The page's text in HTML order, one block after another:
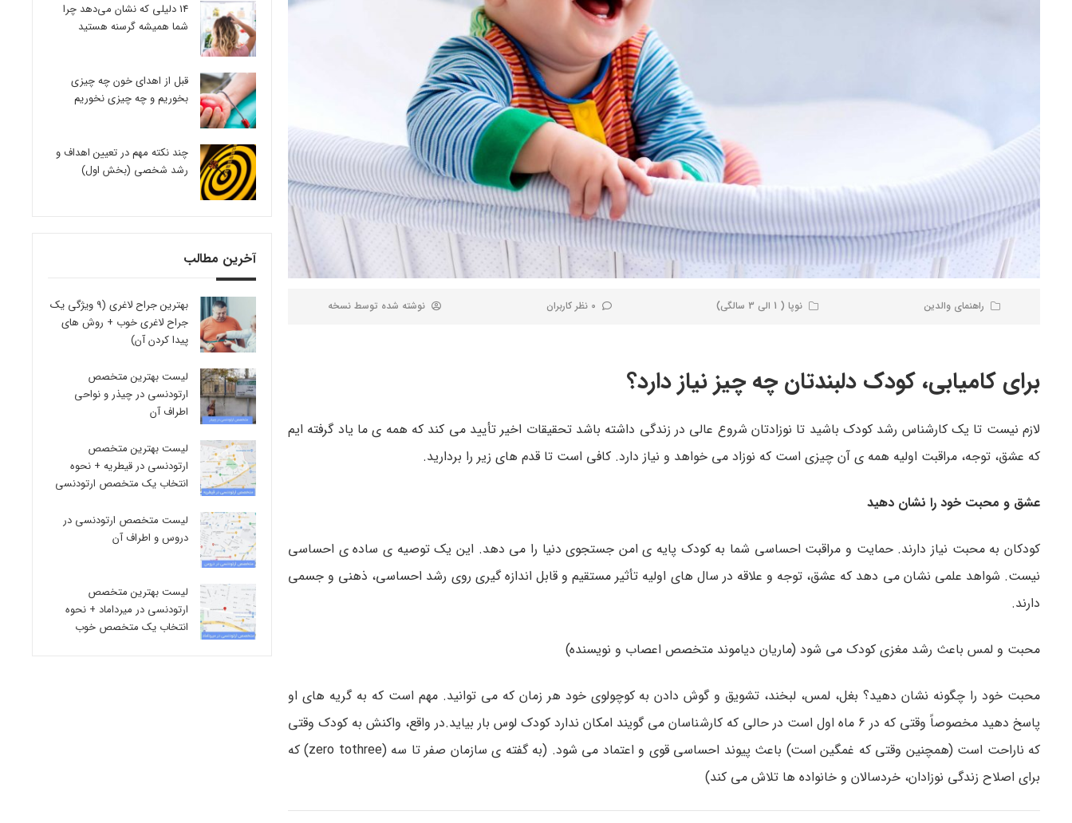
راهنمای والدین نوپا ( 1 الی 3 سالگی) 0 نظر کاربران نوشته شده توسط نسخه
برای کامیابی، کودک دلبندتان چه چیز نیاز دارد؟
لازم نیست تا یک کارشناس رشد کودک باشید تا نوزادتان شروع عالی در زندگی داشته باشد تحقیقات اخیر تأیید می کند که همه ی ما یاد گرفته ایم
که عشق، توجه، مراقبت اولیه همه ی آن چیزی است که نوزاد می خواهد و نیاز دارد. کافی است تا قدم های زیر را بردارید.
عشق و محبت خود را نشان دهید
کودکان به محبت نیاز دارند. حمایت و مراقبت احساسی شما به کودک پایه ی امن جستجوی دنیا را می دهد. این یک توصیه ی ساده ی احساسی
نیست. شواهد علمی نشان می دهد که عشق، توجه و علاقه در سال های اولیه تأثیر مستقیم و قابل اندازه گیری روی رشد احساسی، ذهنی و جسمی
دارند.
محبت و لمس باعث رشد مغزی کودک می شود (ماریان دیاموند متخصص اعصاب و نویسنده)
محبت خود را چگونه نشان دهید؟ بغل، لمس، لبخند، تشویق و گوش دادن به کوچولوی خود هر زمان که می توانید. مهم است که به گریه های او
پاسخ دهید مخصوصاً وقتی که در 6 ماه اول است در حالی که کارشناسان می گویند امکان ندارد کودک لوس بار بیاید.در واقع، واکنش به کودک وقتی
که ناراحت است (همچنین وقتی که غمگین است) باعث پیوند احساسی قوی و اعتماد می شود. (به گفته ی سازمان صفر تا سه (zero tothree) که
برای اصلاح زندگی نوزادان، خردسالان و خانواده ها تلاش می کند)
14 دلیلی که نشان می‌دهد چرا
شما همیشه گرسنه هستید
قبل از اهدای خون چه چیزی
بخوریم و چه چیزی نخوریم
چند نکته مهم در تعیین اهداف و
رشد شخصی (بخش اول)
آخرین مطالب
بهترین جراح لاغری (9 ویژگی یک
جراح لاغری خوب + روش های
پیدا کردن آن)
لیست بهترین متخصص
ارتودنسی در چیذر و نواحی
اطراف آن
لیست بهترین متخصص
ارتودنسی در قیطریه + نحوه
انتخاب یک متخصص ارتودنسی
لیست متخصص ارتودنسی در
دروس و اطراف آن
لیست بهترین متخصص
ارتودنسی در میرداماد + نحوه
انتخاب یک متخصص خوب